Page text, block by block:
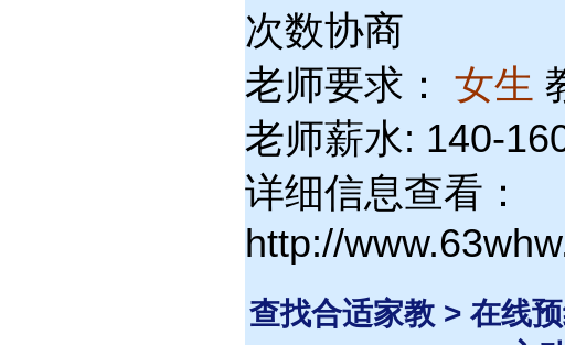
次数协商
老师要求： 女生
老师薪水: 140-
详细信息查看：
http://
查找合适家教 > 在线